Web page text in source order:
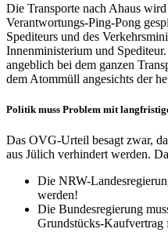
Die Transporte nach Ahaus
Verantwortungs-Ping-Pong
Spediteurs und des
Innenministerium und
angeblich bei dem ganzen
dem Atommüll angesichts der
Politik muss Problem mit
Das OVG-Urteil besagt zwar,
aus Jülich verhindert werden.
Die NRW-
werden!
Die Bundesregierung
Grundstücks-